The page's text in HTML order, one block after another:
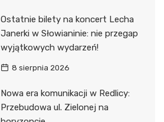
Ostatnie bilety na koncert Lecha
Janerki w Słowianinie: nie przegap
wyjątkowych wydarzeń!
8 sierpnia 2026
Nowa era komunikacji w Redlicy:
Przebudowa ul. Zielonej na